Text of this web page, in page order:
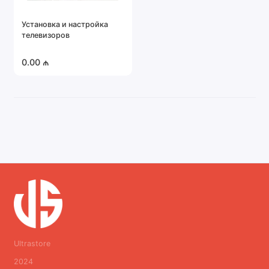
Установка и настройка
телевизоров
0.00 ₼
Ultrastore
2024